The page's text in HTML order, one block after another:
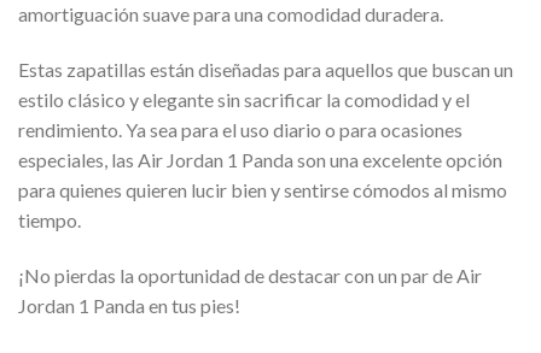
amortiguación suave para una comodidad duradera.
Estas zapatillas están diseñadas para aquellos que buscan un
estilo clásico y elegante sin sacrificar la comodidad y el
rendimiento. Ya sea para el uso diario o para ocasiones
especiales, las Air Jordan 1 Panda son una excelente opción
para quienes quieren lucir bien y sentirse cómodos al mismo
tiempo.
¡No pierdas la oportunidad de destacar con un par de Air
Jordan 1 Panda en tus pies!